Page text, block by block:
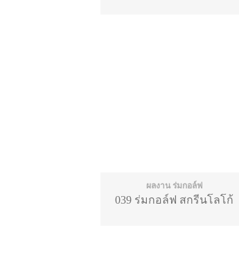
ผลงาน ร่มกอล์ฟ
039 ร่มกอล์ฟ สกรีนโลโก้